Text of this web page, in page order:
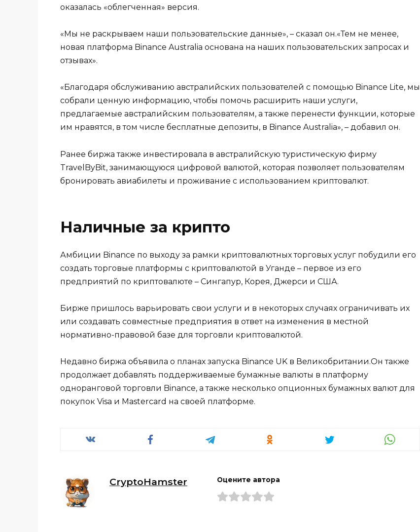
оказалась «облегченная» версия.
«Мы не раскрываем наши пользовательские данные», – сказал он.«Тем не менее,
новая платформа Binance Australia основана на наших пользовательских запросах и
отзывах».
«Благодаря обслуживанию австралийских пользователей с помощью Binance Lite, мы
собрали ценную информацию, чтобы помочь расширить наши услуги,
предлагаемые австралийским пользователям, а также перенести функции, которые
им нравятся, в том числе бесплатные депозиты, в Binance Australia», – добавил он.
Ранее биржа также инвестировала в австралийскую туристическую фирму
TravelByBit, занимающуюся цифровой валютой, которая позволяет пользователям
бронировать авиабилеты и проживание с использованием криптовалют.
Наличные за крипто
Амбиции Binance по выходу за рамки криптовалютных торговых услуг побудили его
создать торговые платформы с криптовалютой в Уганде – первое из его
предприятий по криптовалюте – Сингапур, Корея, Джерси и США.
Бирже пришлось варьировать свои услуги и в некоторых случаях ограничивать их
или создавать совместные предприятия в ответ на изменения в местной
нормативно-правовой базе для торговли криптовалютой.
Недавно биржа объявила о планах запуска Binance UK в Великобритании.Он также
продолжает добавлять поддерживаемые бумажные валюты в платформу
одноранговой торговли Binance, а также несколько опционных бумажных валют для
покупок Visa и Mastercard на своей платформе.
CryptoHamster Оцените автора